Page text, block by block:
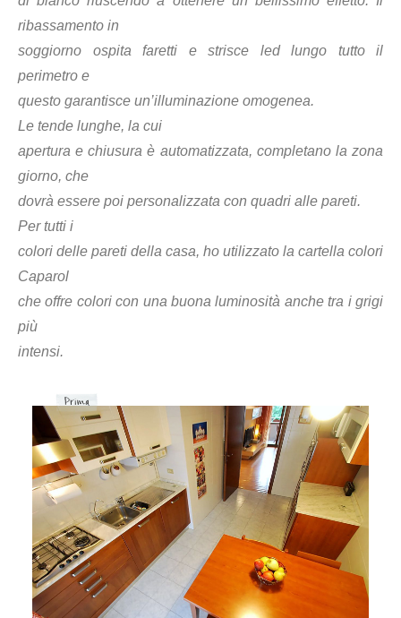
ribassamento in
soggiorno ospita faretti e strisce led lungo tutto il
perimetro e
questo garantisce un’illuminazione omogenea.
Le tende lunghe, la cui
apertura e chiusura è automatizzata, completano la zona
giorno, che
dovrà essere poi personalizzata con quadri alle pareti.
Per tutti i
colori delle pareti della casa, ho utilizzato la cartella colori
Caparol
che offre colori con una buona luminosità anche tra i grigi
più
intensi.